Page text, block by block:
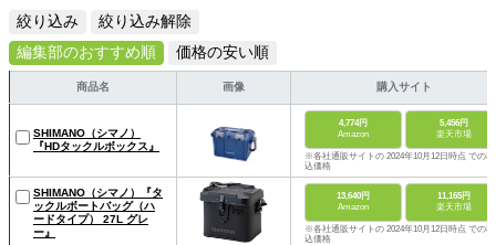
絞り込み
絞り込み解除
編集部のおすすめ順
価格の安い順
商品名 画像 購入サイト
SHIMANO（シマノ）
『HDタックルボックス』
4,774円
Amazon
5,456円
楽天市場
※各社通販サイトの 2024年10月12日時点 での税
込価格
SHIMANO（シマノ）『タ
ックルボートバッグ（ハ
ードタイプ） 27L グレ
ー』
13,640円
Amazon
11,165円
楽天市場
※各社通販サイトの 2024年10月12日時点 での税
込価格